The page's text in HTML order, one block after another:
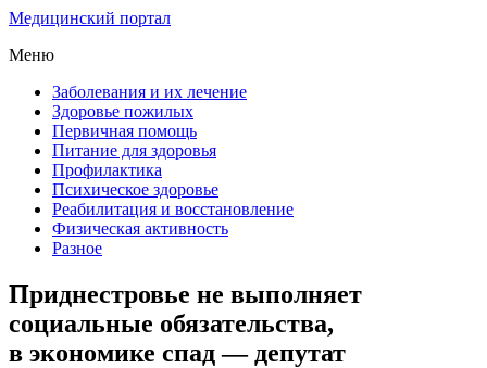
Медицинский портал
Меню
Заболевания и их лечение
Здоровье пожилых
Первичная помощь
Питание для здоровья
Профилактика
Психическое здоровье
Реабилитация и восстановление
Физическая активность
Разное
Приднестровье не выполняет
социальные обязательства,
в экономике спад — депутат